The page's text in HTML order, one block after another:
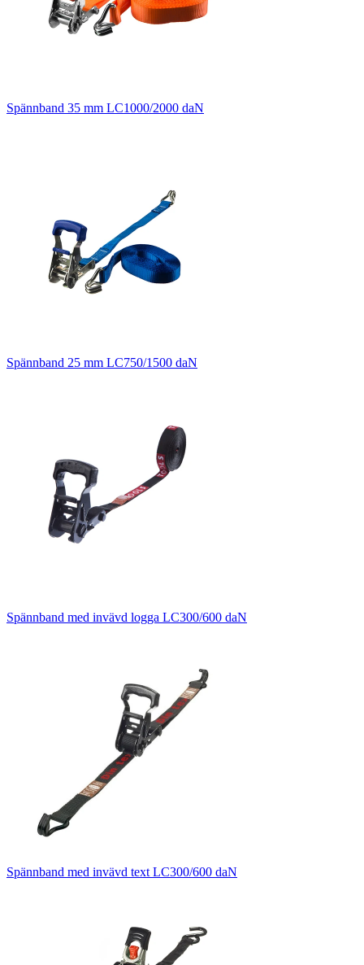
Spännband 35 mm LC1000/2000 daN
Spännband 25 mm LC750/1500 daN
Spännband med invävd logga LC300/600 daN
Spännband med invävd text LC300/600 daN